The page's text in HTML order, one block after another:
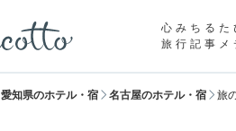
心みちるた
旅行記事メ
愛知県のホテル・宿 名古屋のホテル・宿 旅